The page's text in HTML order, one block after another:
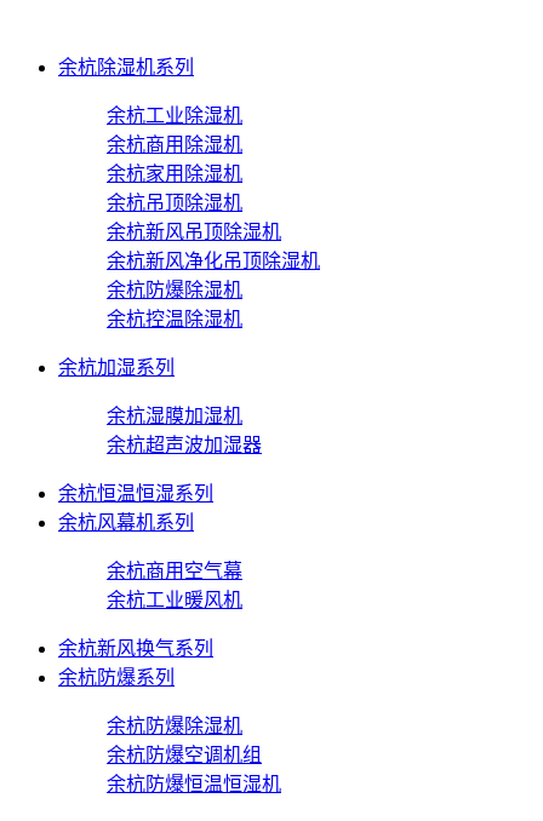
余杭除湿机系列
余杭工业除湿机
余杭商用除湿机
余杭家用除湿机
余杭吊顶除湿机
余杭新风吊顶除湿机
余杭新风净化吊顶除湿机
余杭防爆除湿机
余杭控温除湿机
余杭加湿系列
余杭湿膜加湿机
余杭超声波加湿器
余杭恒温恒湿系列
余杭风幕机系列
余杭商用空气幕
余杭工业暖风机
余杭新风换气系列
余杭防爆系列
余杭防爆除湿机
余杭防爆空调机组
余杭防爆恒温恒湿机